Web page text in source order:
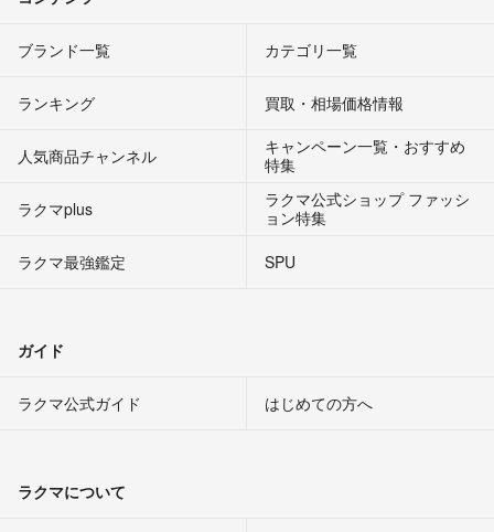
ブランド一覧 カテゴリ一覧
ランキング 買取・相場価格情報
人気商品チャンネル
キャンペーン一覧・おすすめ
特集
ラクマplus
ラクマ公式ショップ ファッシ
ョン特集
ラクマ最強鑑定
SPU
ガイド
ラクマ公式ガイド はじめての方へ
ラクマについて